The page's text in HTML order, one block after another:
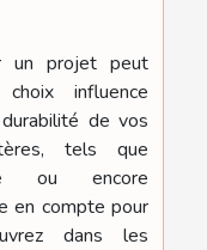
un projet peut
influence
de vos
tels que
ou encore
en compte pour
dans les